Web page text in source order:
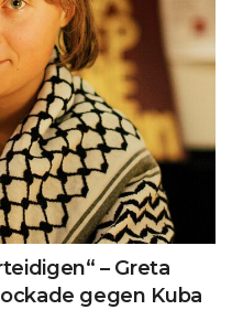
– Greta
gegen Kuba